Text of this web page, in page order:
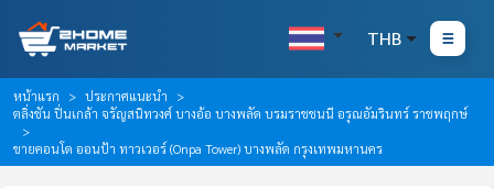
THB
หน้าแรก
ประกาศแนะนำ
ตลิ่งชัน ปิ่นเกล้า จรัญสนิทวงศ์ บางอ้อ บางพลัด บรมราชชนนี อรุณอัมรินทร์ ราชพฤกษ์
ขายคอนโด ออนป้า ทาวเวอร์ (Onpa Tower) บางพลัด กรุงเทพมหานคร